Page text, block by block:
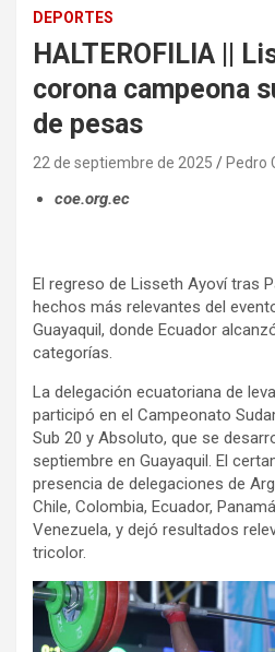
DEPORTES
HALTEROFILIA ||
corona campeona
de pesas
22 de septiembre de 2025 Pedro
coe.org.ec
El regreso de Lisseth Ayoví tras
hechos más relevantes del
Guayaquil, donde Ecuador
categorías.
La delegación ecuatoriana de
participó en el Campeonato
Sub 20 y Absoluto, que se
septiembre en Guayaquil. El
presencia de delegaciones de
Chile, Colombia, Ecuador,
Venezuela, y dejó resultados
tricolor.